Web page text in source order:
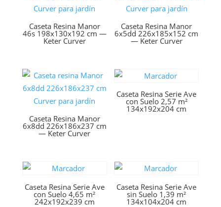
Caseta Resina Manor
46s 198x130x192 cm —
Keter Curver
Caseta Resina Manor
6x5dd 226x185x152 cm
— Keter Curver
Caseta Resina Manor
6x8dd 226x186x237 cm
— Keter Curver
Caseta Resina Serie Ave
con Suelo 2,57 m²
134x192x204 cm
Caseta Resina Serie Ave
con Suelo 4,65 m²
242x192x239 cm
Caseta Resina Serie Ave
sin Suelo 1,39 m²
134x104x204 cm